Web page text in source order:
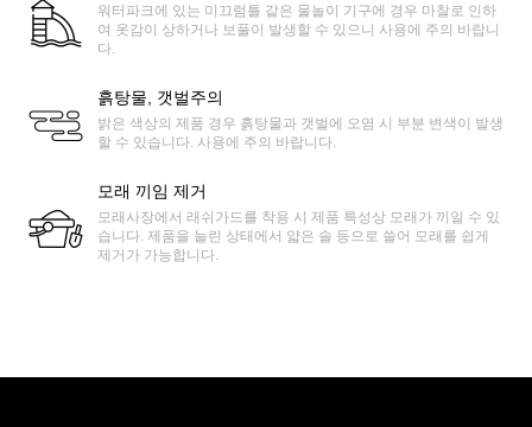
워터파크에 있는 미끄럼틀 같은 물놀이 기구에 경우 마찰로 인하
여 옷감이 상하거나 보풀이 발생할 수 있으니 사용에 주의 바랍니
다.
흙탕물, 갯벌주의
밝은 색상의 제품 경우 흙탕물과 갯벌에 오염 시 부분 변색이 발생
할 수 있습니다. 사용에 주의 바랍니다.
모래 끼임 제거
모래사장에서 래쉬가드를 착용 시 제품 특성상 모래가 끼일 수 있
습니다. 제품을 늘린 상태에서 얇은 솔 등으로 쓸어 모래를 쉽게
제거가 가능합니다.